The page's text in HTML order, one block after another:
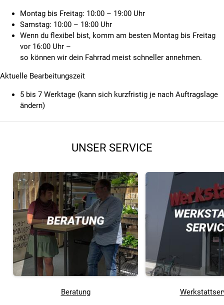
Montag bis Freitag: 10:00 – 19:00 Uhr
Samstag: 10:00 – 18:00 Uhr
Wenn du flexibel bist, komm am besten Montag bis Freitag
vor 16:00 Uhr –
so können wir dein Fahrrad meist schneller annehmen.
Aktuelle Bearbeitungszeit
5 bis 7 Werktage (kann sich kurzfristig je nach Auftragslage
ändern)
UNSER SERVICE
Beratung